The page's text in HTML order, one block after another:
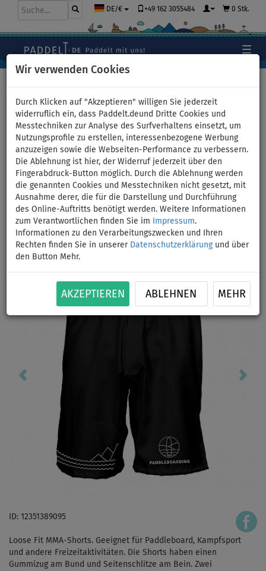
Wir verwenden Cookies
Durch Klicken auf "Akzeptieren" willigen Sie jederzeit
widerruflich ein, dass Paddelt.deund Dritte Cookies und
Messtechniken zur Analyse des Surfverhaltens einsetzt, um
Nutzungsprofile zu erstellen, interessenbezogene Werbung
anzuzeigen sowie die Webseiten-Performance zu verbessern.
Die Ablehnung ist hier, der Widerruf jederzeit über den
Fingerabdruck-Button möglich. Durch die Ablehnung werden
die genannten Cookies und Messtechniken nicht gesetzt, mit
Ausnahme derer, die für die Darstellung und Durchführung
des Online-Auftritts benötigt werden. Weitere Informationen
zum Verantwortlichen finden Sie im
Impressum.
Informationen zu den Verarbeitungszwecken und Ihren
Rechten finden Sie in unserer Datenschutzerklärungund über
den Button Mehr.
AKZEPTIEREN ABLEHNEN MEHR
DE/€ +49 162 3055484 0 Stk.
Shorts Herren MMA
PADDLEBOARDING BLACK -
Größe: L
BIS
-15 %
UNSER
TIPP
Previous Next
ID: 12351389095
Loose Fit MMA-Shorts. Geeignet für Paddleboard, Kampfsport
und andere Freizeitaktivitäten. Die Shorts haben einen
Gummizug am Bund und Seitenschlitze am Bein. Zwei